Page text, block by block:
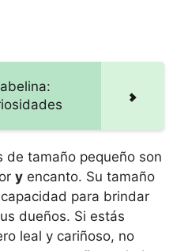
de tamaño pequeño son
y encanto. Su tamaño
para brindar
dueños. Si estás
leal y cariñoso, no